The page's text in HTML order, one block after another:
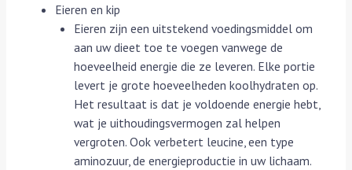
Eieren en kip
Eieren zijn een uitstekend voedingsmiddel om
aan uw dieet toe te voegen vanwege de
hoeveelheid energie die ze leveren. Elke portie
levert je grote hoeveelheden koolhydraten op.
Het resultaat is dat je voldoende energie hebt,
wat je uithoudingsvermogen zal helpen
vergroten. Ook verbetert leucine, een type
aminozuur, de energieproductie in uw lichaam.